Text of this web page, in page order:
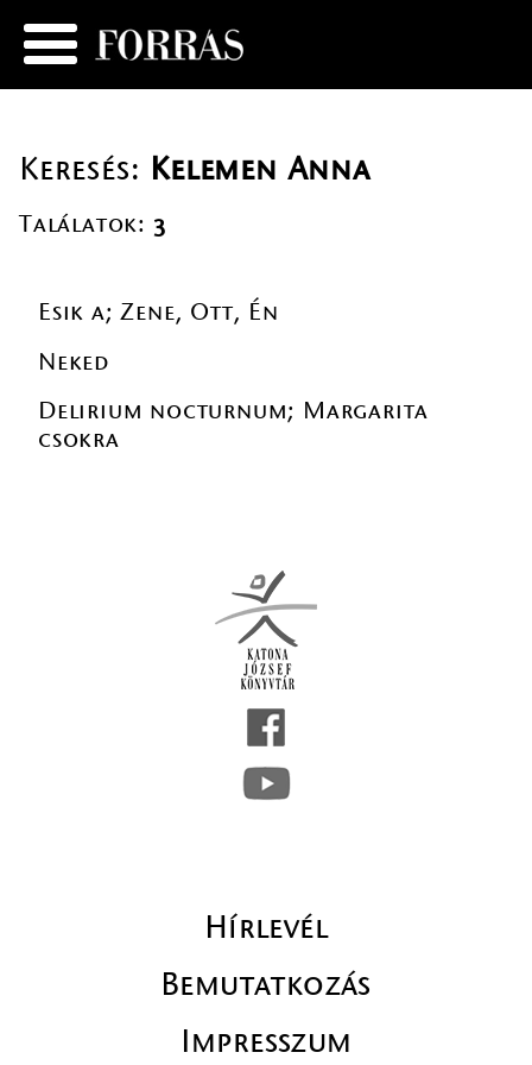
Keresés: Kelemen Anna
Találatok: 3
Esik a; Zene, Ott, Én
Neked
Delirium nocturnum; Margarita
csokra
Hírlevél
Bemutatkozás
Impresszum